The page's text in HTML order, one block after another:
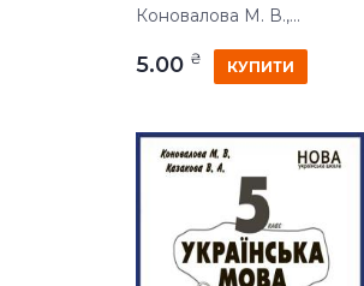
Коновалова М. В.,...
5.00 ₴ КУПИТИ